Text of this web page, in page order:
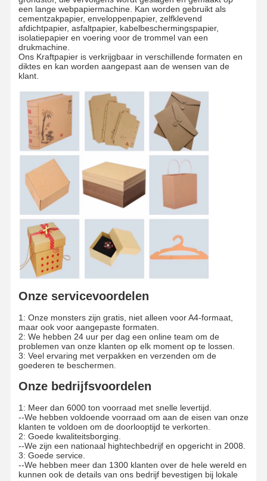
Rondleiding
Door De
Fabriek
Kwaliteitscont
Role
Neem
Ons Op
Nieuws
Gevallen Bloggen
Grijs karton
Duplexraad
Compensatiedocument
Het Document van de ivoorraad
Glanzend document
Kleurpapier
Geaffineerd karton
Krantenpapierdocument
stenen papier
Kopieerpapier
document vakjes
Papierdraad spoel
een lange webpapiermachine. Kan worden gebruikt als
cementzakpapier, enveloppenpapier, zelfklevend
afdichtpapier, asfaltpapier, kabelbeschermingspapier,
isolatiepapier en voering voor de trommel van een
drukmachine.
Ons Kraftpapier is verkrijgbaar in verschillende formaten en
diktes en kan worden aangepast aan de wensen van de
klant.
Onze servicevoordelen
1: Onze monsters zijn gratis, niet alleen voor A4-formaat,
maar ook voor aangepaste formaten.
2: We hebben 24 uur per dag een online team om de
problemen van onze klanten op elk moment op te lossen.
3: Veel ervaring met verpakken en verzenden om de
goederen te beschermen.
Onze bedrijfsvoordelen
1: Meer dan 6000 ton voorraad met snelle levertijd.
--We hebben voldoende voorraad om aan de eisen van onze
klanten te voldoen om de doorlooptijd te verkorten.
2: Goede kwaliteitsborging.
--We zijn een nationaal hightechbedrijf en opgericht in 2008.
3: Goede service.
--We hebben meer dan 1300 klanten over de hele wereld en
kunnen ook de details van ons bedrijf bevestigen bij lokale